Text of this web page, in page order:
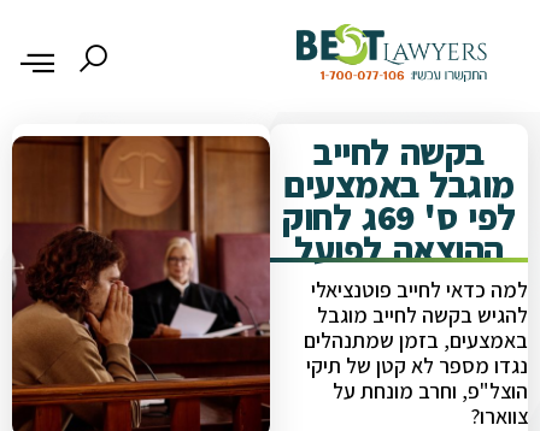
בקשה לחייב
מוגבל באמצעים
לפי ס' 69ג לחוק
ההוצאה לפועל
למה כדאי לחייב פוטנציאלי
להגיש בקשה לחייב מוגבל
באמצעים, בזמן שמתנהלים
נגדו מספר לא קטן של תיקי
הוצל"פ, וחרב מונחת על
צווארו?